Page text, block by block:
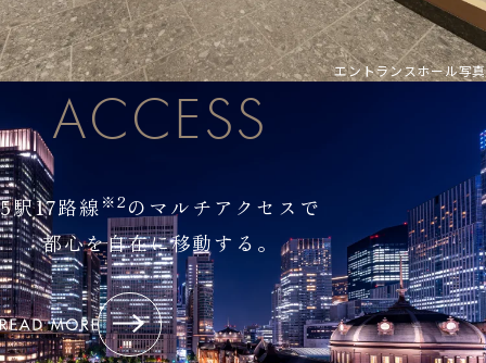
エントランスホール写真
ACCESS
5駅17路線 ※2 のマルチアクセスで
都心を自在に移動する。